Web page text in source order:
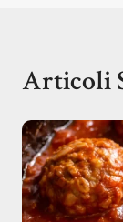
Articoli